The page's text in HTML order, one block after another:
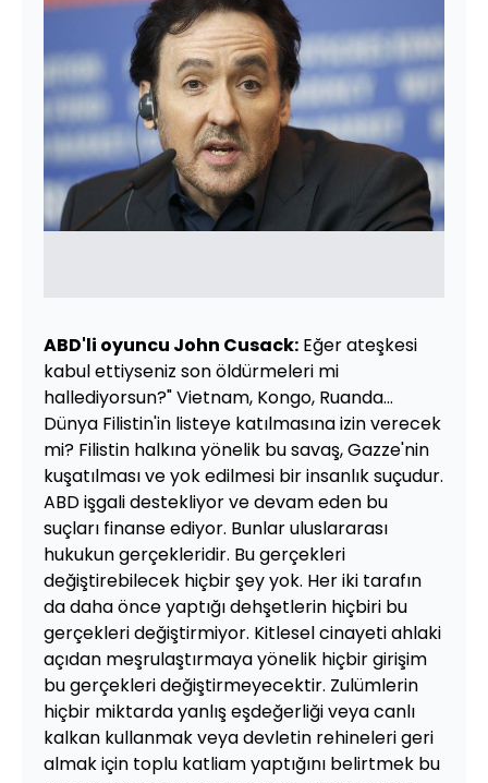
ABD'li oyuncu John Cusack: Eğer ateşkesi
kabul ettiyseniz son öldürmeleri mi
hallediyorsun?" Vietnam, Kongo, Ruanda...
Dünya Filistin'in listeye katılmasına izin verecek
mi? Filistin halkına yönelik bu savaş, Gazze'nin
kuşatılması ve yok edilmesi bir insanlık suçudur.
ABD işgali destekliyor ve devam eden bu
suçları finanse ediyor. Bunlar uluslararası
hukukun gerçekleridir. Bu gerçekleri
değiştirebilecek hiçbir şey yok. Her iki tarafın
da daha önce yaptığı dehşetlerin hiçbiri bu
gerçekleri değiştirmiyor. Kitlesel cinayeti ahlaki
açıdan meşrulaştırmaya yönelik hiçbir girişim
bu gerçekleri değiştirmeyecektir. Zulümlerin
hiçbir miktarda yanlış eşdeğerliği veya canlı
kalkan kullanmak veya devletin rehineleri geri
almak için toplu katliam yaptığını belirtmek bu